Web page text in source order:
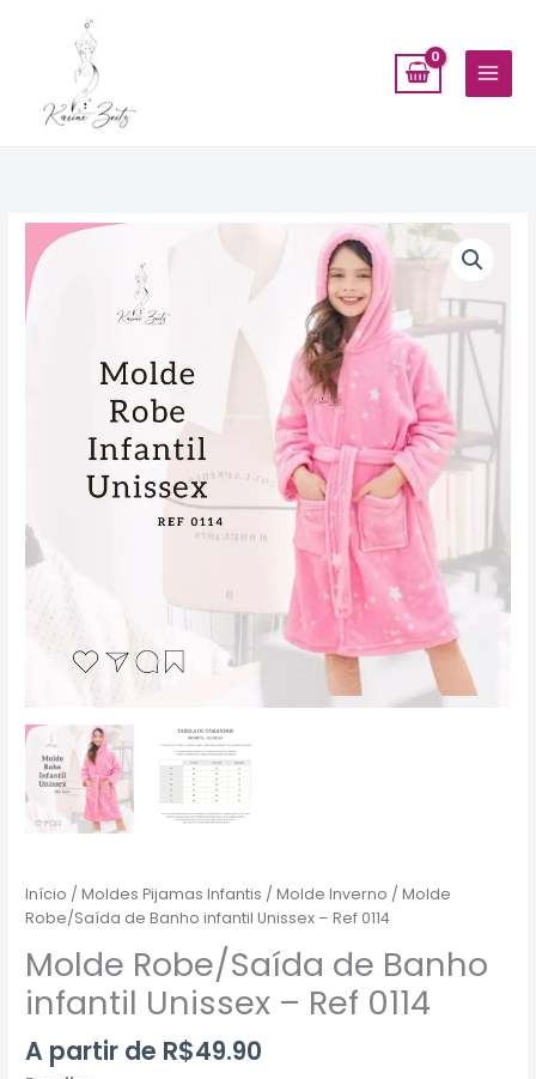
conteúdo
Início /Moldes Pijamas Infantis /Molde Inverno / Molde
Robe/Saída de Banho infantil Unissex – Ref 0114
Molde Robe/Saída de Banho
infantil Unissex – Ref 0114
A partir de R$49.90
Molde
Robe/Saída
de
Banho
infantil
quantidade